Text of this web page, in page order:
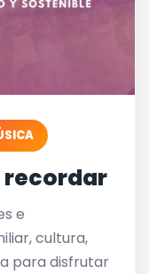
recordar
e
cultura,
para disfrutar